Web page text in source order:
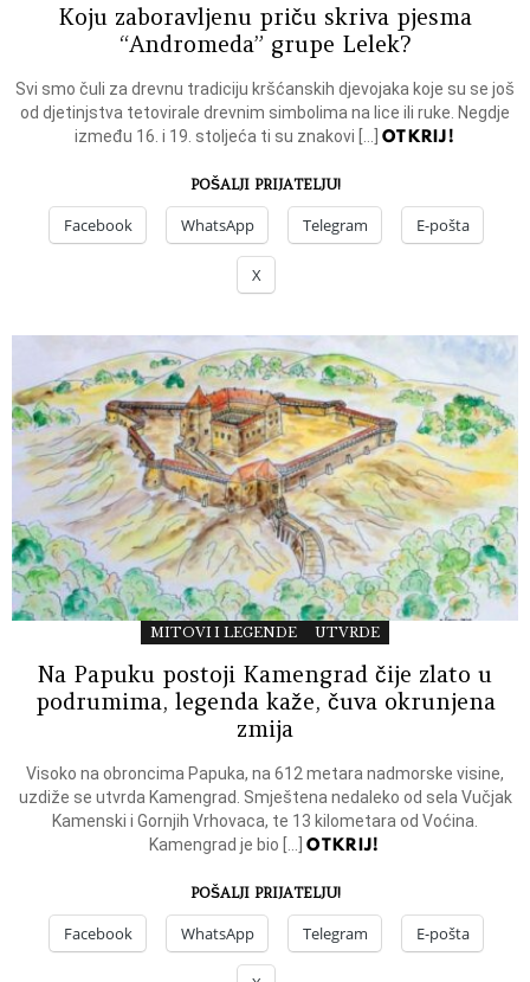
Koju zaboravljenu priču skriva pjesma
“Andromeda” grupe Lelek?
Svi smo čuli za drevnu tradiciju kršćanskih djevojaka koje su se još
od djetinjstva tetovirale drevnim simbolima na lice ili ruke. Negdje
između 16. i 19. stoljeća ti su znakovi […] OTKRIJ!
POŠALJI PRIJATELJU!
Facebook WhatsApp Telegram E-pošta
X
MITOVI I LEGENDE UTVRDE
Na Papuku postoji Kamengrad čije zlato u
podrumima, legenda kaže, čuva okrunjena
zmija
Visoko na obroncima Papuka, na 612 metara nadmorske visine,
uzdiže se utvrda Kamengrad. Smještena nedaleko od sela Vučjak
Kamenski i Gornjih Vrhovaca, te 13 kilometara od Voćina.
Kamengrad je bio […]OTKRIJ!
POŠALJI PRIJATELJU!
Facebook WhatsApp Telegram E-pošta